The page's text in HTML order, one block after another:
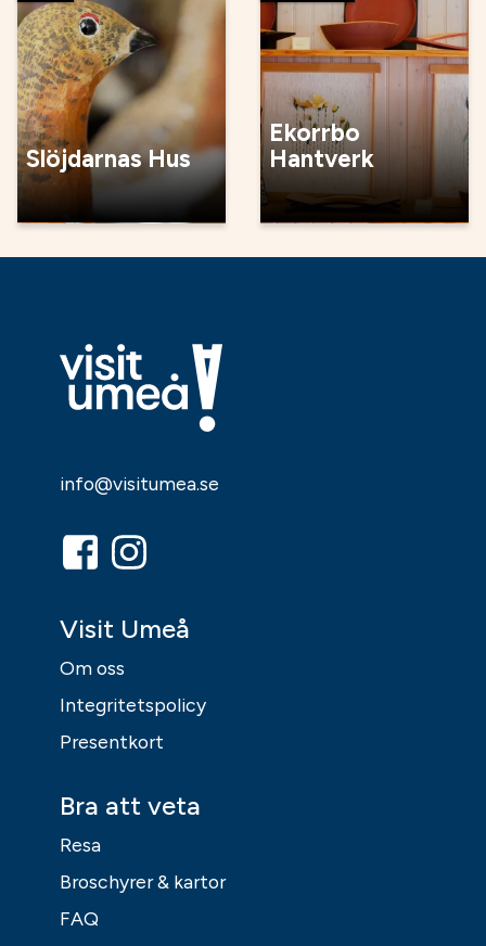
Slöjdarnas Hus
Ekorrbo
Hantverk
info@visitumea.se
Visit Umeå
Om oss
Integritetspolicy
Presentkort
Bra att veta
Resa
Broschyrer & kartor
FAQ